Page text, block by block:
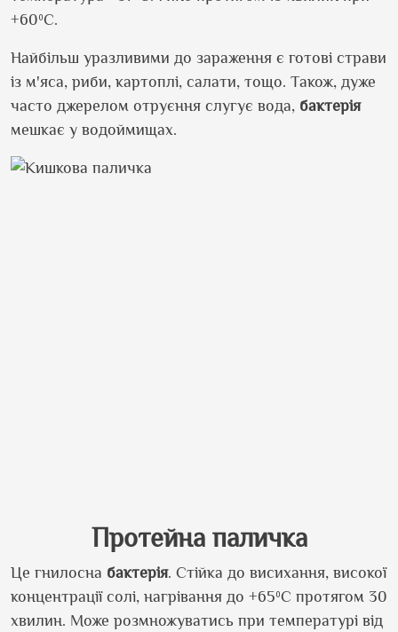
+60ºС.
Найбільш уразливими до зараження є готові страви
із м'яса, риби, картоплі, салати, тощо. Також, дуже
часто джерелом отруєння слугує вода, бактерія
мешкає у водоймищах.
Протейна паличка
Це гнилосна бактерія. Стійка до висихання, високої
концентрації солі, нагрівання до +65ºС протягом 30
хвилин. Може розмножуватись при температурі від